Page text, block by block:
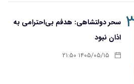
سحر دولتشاهی: هدفم بی‌احترامی به
اذان نبود
۱۴۰۵/۰۵/۱۵ ۲۱:۵۰